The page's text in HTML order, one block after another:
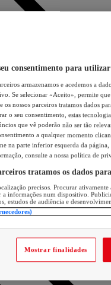
consentimento para utilizar
armazenamos e acedemos a
Se selecionar «Aceito», permite
os nossos parceiros tratamos dados
o seu consentimento, estas
que vê poderão não ser tão
a qualquer momento
na parte inferior esquerda da página,
consulte a nossa política de
tratamos os dados
precisos. Procurar
a informações num dispositivo.
estudos de audiência e
Mostrar finalidades